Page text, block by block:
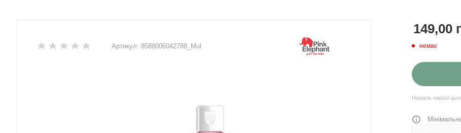
Артикул: 8588006042788_Mul
149,00
немає
Нажаль наразі